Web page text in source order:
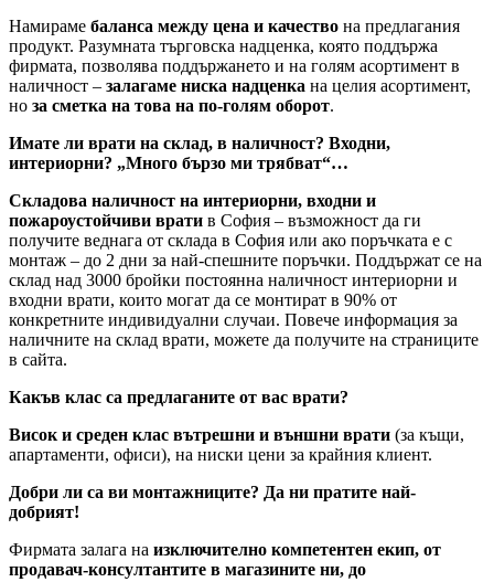
Намираме баланса между цена и качество на предлагания
продукт. Разумната търговска надценка, която поддържа
фирмата, позволява поддържането и на голям асортимент в
наличност – залагаме ниска надценка на целия асортимент,
но за сметка на това на по-голям оборот.
Имате ли врати на склад, в наличност? Входни,
интериорни? „Много бързо ми трябват“…
Складова наличност на интериорни, входни и
пожароустойчиви врати в София – възможност да ги
получите веднага от склада в София или ако поръчката е с
монтаж – до 2 дни за най-спешните поръчки. Поддържат се на
склад над 3000 бройки постоянна наличност интериорни и
входни врати, които могат да се монтират в 90% от
конкретните индивидуални случаи. Повече информация за
наличните на склад врати, можете да получите на страниците
в сайта.
Какъв клас са предлаганите от вас врати?
Висок и среден клас вътрешни и външни врати (за къщи,
апартаменти, офиси), на ниски цени за крайния клиент.
Добри ли са ви монтажниците? Да ни пратите най-
добрият!
Фирмата залага на изключително компетентен екип, от
продавач-консултантите в магазините ни, до